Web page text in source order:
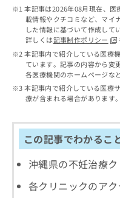
本記事は2026年08月現在、
載情報やクチコミなど、マイ
した情報に基づいて作成して
詳しくは記事制作ポリシー
本記事内で紹介している医療
ています。記事の内容から変
各医療機関のホームページな
本記事内で紹介している医療
療が含まれる場合があります
この記事でわかるこ
沖縄県の不妊治療
各クリニックのア
ち
らは
マイ
ナビ
クリ
ニッ
ビサ
イト
への
お問
合せ
フォ
ーム
とな
せ
ち
資
ご
求
は
ち
ち
広
稿
問
合
わ
は
お